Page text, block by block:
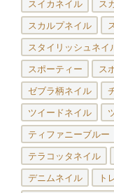
スイカネイル ス
スカルプネイル
スタイリッシュネイ
スポーティー ス
ゼブラ柄ネイル
ツイードネイル
ティファニーブルー
テラコッタネイル
デニムネイル ト